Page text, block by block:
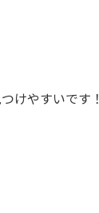
けやすいです！